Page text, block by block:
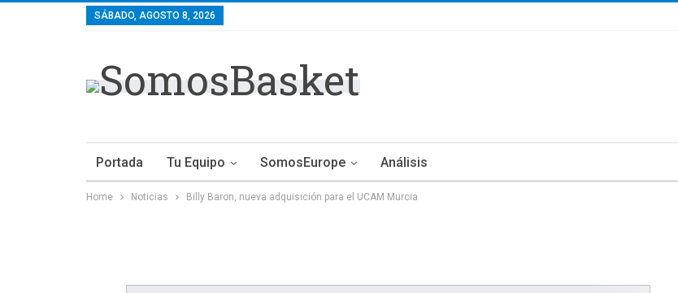
SÁBADO, AGOSTO 8, 2026
Portada Tu Equipo SomosEurope Análisis
Home Noticias Billy Baron, nueva adquisición para el UCAM Murcia